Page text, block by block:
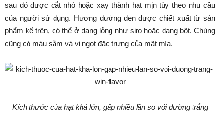
sau đó được cắt nhỏ hoặc xay thành hạt mịn tùy theo nhu cầu
của người sử dụng. Hương đường đen được chiết xuất từ sản
phẩm kể trên, có thể ở dạng lỏng như siro hoặc dạng bột. Chúng
cũng có màu sẫm và vị ngọt đặc trưng của mật mía.
Kích thước của hạt khá lớn, gấp nhiều lần so với đường trắng